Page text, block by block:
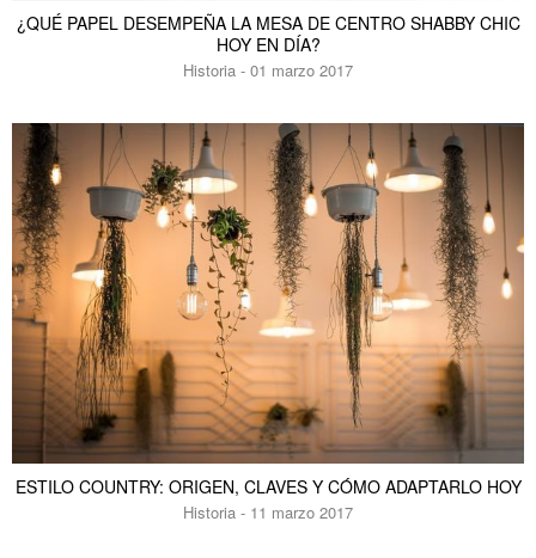
¿QUÉ PAPEL DESEMPEÑA LA MESA DE CENTRO SHABBY CHIC
HOY EN DÍA?
Historia - 01 marzo 2017
ESTILO COUNTRY: ORIGEN, CLAVES Y CÓMO ADAPTARLO HOY
Historia - 11 marzo 2017